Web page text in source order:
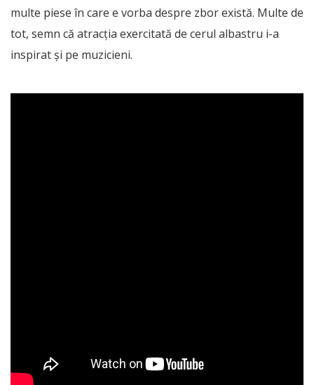
multe piese în care e vorba despre zbor există. Multe de
tot, semn că atracția exercitată de cerul albastru i-a
inspirat și pe muzicieni.